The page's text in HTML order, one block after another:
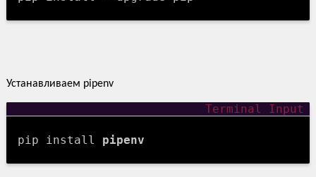
Устанавливаем pipenv
pip install pipenv